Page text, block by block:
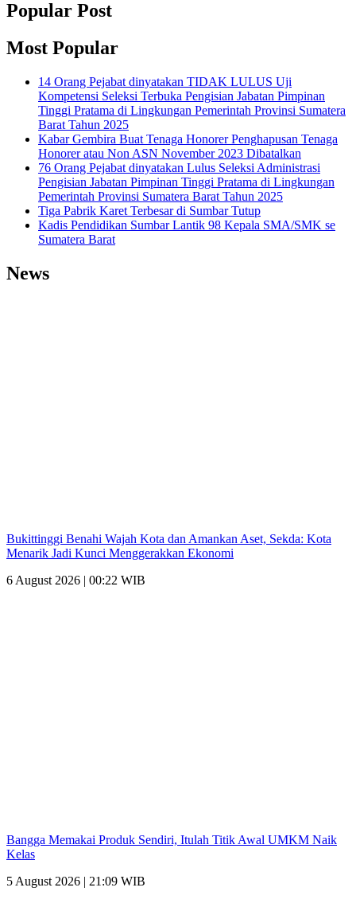
Popular Post
Most Popular
14 Orang Pejabat dinyatakan TIDAK LULUS Uji
Kompetensi Seleksi Terbuka Pengisian Jabatan Pimpinan
Tinggi Pratama di Lingkungan Pemerintah Provinsi Sumatera
Barat Tahun 2025
Kabar Gembira Buat Tenaga Honorer Penghapusan Tenaga
Honorer atau Non ASN November 2023 Dibatalkan
76 Orang Pejabat dinyatakan Lulus Seleksi Administrasi
Pengisian Jabatan Pimpinan Tinggi Pratama di Lingkungan
Pemerintah Provinsi Sumatera Barat Tahun 2025
Tiga Pabrik Karet Terbesar di Sumbar Tutup
Kadis Pendidikan Sumbar Lantik 98 Kepala SMA/SMK se
Sumatera Barat
News
Bukittinggi Benahi Wajah Kota dan Amankan Aset, Sekda: Kota
Menarik Jadi Kunci Menggerakkan Ekonomi
6 August 2026 | 00:22 WIB
Bangga Memakai Produk Sendiri, Itulah Titik Awal UMKM Naik
Kelas
5 August 2026 | 21:09 WIB